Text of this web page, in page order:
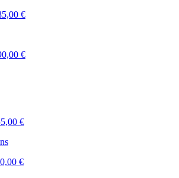
€
€
€
€